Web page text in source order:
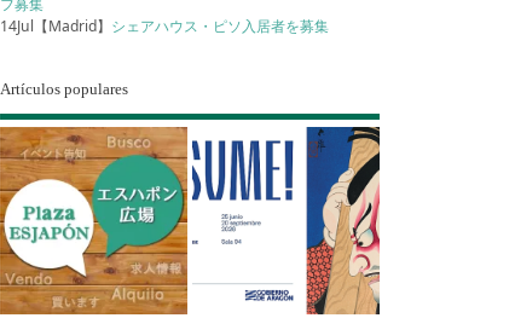
フ募集
14Jul【Madrid】 シェアハウス・ピソ入居者を募集
Artículos populares